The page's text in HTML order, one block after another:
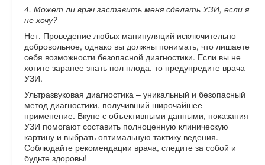
4. Может ли врач заставить меня сделать УЗИ, если я
не хочу?
Нет. Проведение любых манипуляций исключительно
добровольное, однако вы должны понимать, что лишаете
себя возможности безопасной диагностики. Если вы не
хотите заранее знать пол плода, то предупредите врача
УЗИ.
Ультразвуковая диагностика – уникальный и безопасный
метод диагностики, получивший широчайшее
применение. Вкупе с объективными данными, показания
УЗИ помогают составить полноценную клиническую
картину и выбрать оптимальную тактику ведения.
Соблюдайте рекомендации врача, следите за собой и
будьте здоровы!